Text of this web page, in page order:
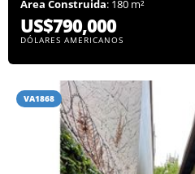
Área Construida: 180 m²
US$790,000
DÓLARES AMERICANOS
VA1868